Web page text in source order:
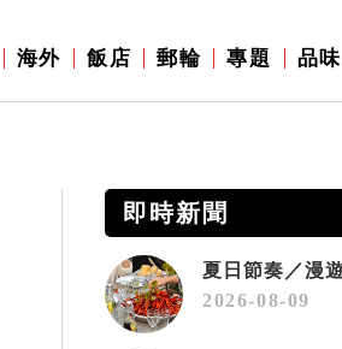
海外 飯店 郵輪 專題 品味
即時新聞
2026-08-09